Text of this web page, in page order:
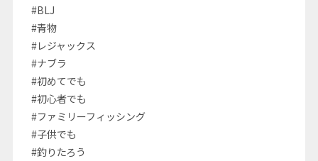
#BLJ
#青物
#レジャックス
#ナブラ
#初めてでも
#初心者でも
#ファミリーフィッシング
#子供でも
#釣りたろう